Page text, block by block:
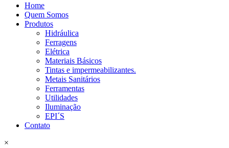
Home
Quem Somos
Produtos
Hidráulica
Ferragens
Elétrica
Materiais Básicos
Tintas e impermeabilizantes.
Metais Sanitários
Ferramentas
Utilidades
Iluminação
EPI´S
Contato
×